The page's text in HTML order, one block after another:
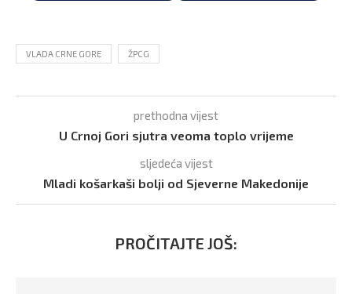
VLADA CRNE GORE ŽPCG
prethodna vijest
U Crnoj Gori sjutra veoma toplo vrijeme
sljedeća vijest
Mladi košarkaši bolji od Sjeverne Makedonije
PROČITAJTE JOŠ: